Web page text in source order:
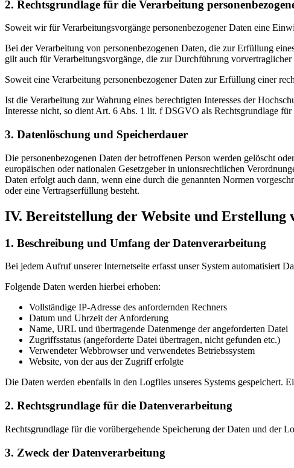
2. Rechtsgrundlage für die Verarbeitung
Soweit wir für Verarbeitungsvorgänge personenbezogener Daten eine
Bei der Verarbeitung von personenbezogenen Daten, die zur Erfüllung
gilt auch für Verarbeitungsvorgänge, die zur Durchführung
Soweit eine Verarbeitung personenbezogener Daten zur Erfüllung einer
Ist die Verarbeitung zur Wahrung eines berechtigten Interesses der
Interesse nicht, so dient Art. 6 Abs. 1 lit. f DSGVO als Rechtsgrundlage für
3. Datenlöschung und Speicherdauer
Die personenbezogenen Daten der betroffenen Person werden gelöscht
europäischen oder nationalen Gesetzgeber in unionsrechtlichen
Daten erfolgt auch dann, wenn eine durch die genannten Normen
oder eine Vertragserfüllung besteht.
IV. Bereitstellung der Website und Erstellung
1. Beschreibung und Umfang der Datenverarbeitung
Bei jedem Aufruf unserer Internetseite erfasst unser System automatisiert
Folgende Daten werden hierbei erhoben:
Vollständige IP-Adresse des anfordernden Rechners
Datum und Uhrzeit der Anforderung
Name, URL und übertragende Datenmenge der angeforderten Datei
Zugriffsstatus (angeforderte Datei übertragen, nicht gefunden etc.)
Verwendeter Webbrowser und verwendetes Betriebssystem
Website, von der aus der Zugriff erfolgte
Die Daten werden ebenfalls in den Logfiles unseres Systems gespeichert.
2. Rechtsgrundlage für die Datenverarbeitung
Rechtsgrundlage für die vorübergehende Speicherung der Daten und der
3. Zweck der Datenverarbeitung